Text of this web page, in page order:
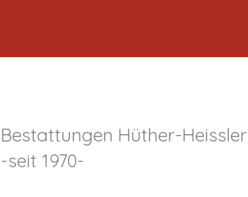
Bestattungen Hüther-Heissler
-seit 1970-